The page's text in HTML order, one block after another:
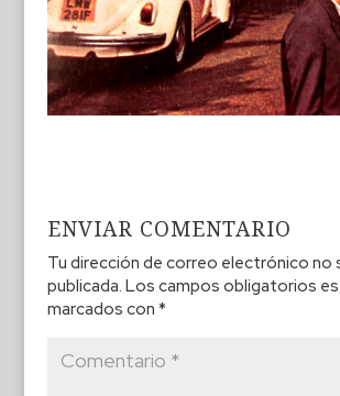
ENVIAR COMENTARIO
Tu dirección de correo electrónico no
publicada. Los campos obligatorios
marcados con *